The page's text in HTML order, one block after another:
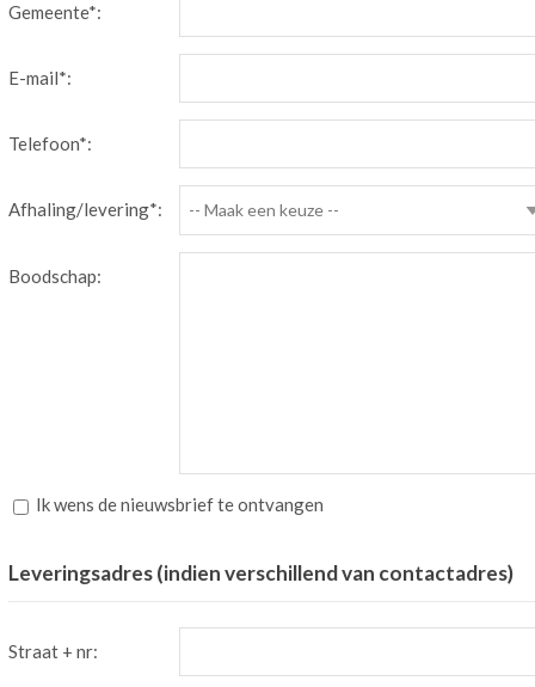
Gemeente*:
E-mail*:
Telefoon*:
Afhaling/levering*: -- Maak een keuze --
Boodschap:
Ik wens de nieuwsbrief te ontvangen
Leveringsadres (indien verschillend van contactadres)
Straat + nr: